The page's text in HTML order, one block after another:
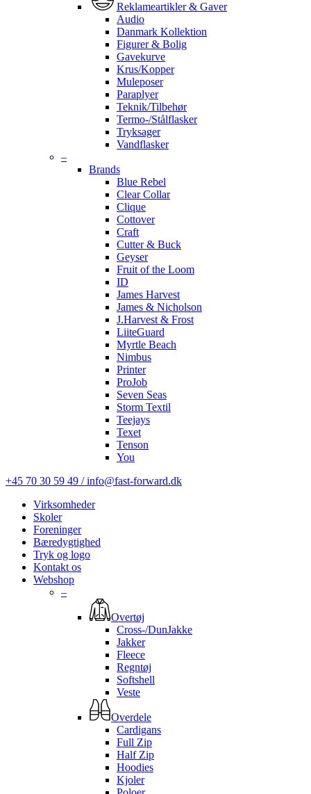
Reklameartikler & Gaver
Audio
Danmark Kollektion
Figurer & Bolig
Gavekurve
Krus/Kopper
Muleposer
Paraplyer
Teknik/Tilbehør
Termo-/Stålflasker
Tryksager
Vandflasker
–
Brands
Blue Rebel
Clear Collar
Clique
Cottover
Craft
Cutter & Buck
Geyser
Fruit of the Loom
ID
James Harvest
James & Nicholson
J.Harvest & Frost
LiiteGuard
Myrtle Beach
Nimbus
Printer
ProJob
Seven Seas
Storm Textil
Teejays
Texet
Tenson
You
+45 70 30 59 49 / info@fast-forward.dk
Virksomheder
Skoler
Foreninger
Bæredygtighed
Tryk og logo
Kontakt os
Webshop
–
Overtøj
Cross-/DunJakke
Jakker
Fleece
Regntøj
Softshell
Veste
Overdele
Cardigans
Full Zip
Half Zip
Hoodies
Kjoler